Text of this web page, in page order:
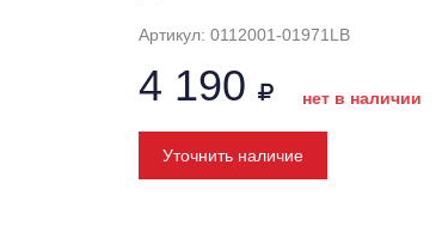
Артикул: 0112001-01971LB
4 190 нет в наличии
Уточнить наличие